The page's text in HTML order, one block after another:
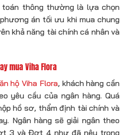
thông thường là lựa chọn
án tối ưu khi mua chung
khả năng tài chính cá nhân và
mua Viha Flora
hộ Viha Flora, khách hàng cần
yêu cầu của ngân hàng. Quá
hồ sơ, thẩm định tài chính và
Ngân hàng sẽ giải ngân theo
3 và Đợt 4 như đã nêu trong